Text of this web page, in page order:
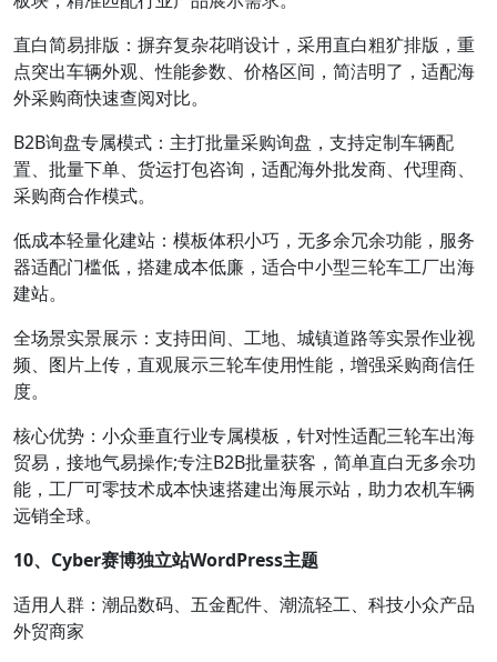
直白简易排版：摒弃复杂花哨设计，采用直白粗犷排版，重
点突出车辆外观、性能参数、价格区间，简洁明了，适配海
外采购商快速查阅对比。
B2B询盘专属模式：主打批量采购询盘，支持定制车辆配
置、批量下单、货运打包咨询，适配海外批发商、代理商、
采购商合作模式。
低成本轻量化建站：模板体积小巧，无多余冗余功能，服务
器适配门槛低，搭建成本低廉，适合中小型三轮车工厂出海
建站。
全场景实景展示：支持田间、工地、城镇道路等实景作业视
频、图片上传，直观展示三轮车使用性能，增强采购商信任
度。
核心优势：小众垂直行业专属模板，针对性适配三轮车出海
贸易，接地气易操作;专注B2B批量获客，简单直白无多余功
能，工厂可零技术成本快速搭建出海展示站，助力农机车辆
远销全球。
10、Cyber赛博独立站WordPress主题
适用人群：潮品数码、五金配件、潮流轻工、科技小众产品
外贸商家